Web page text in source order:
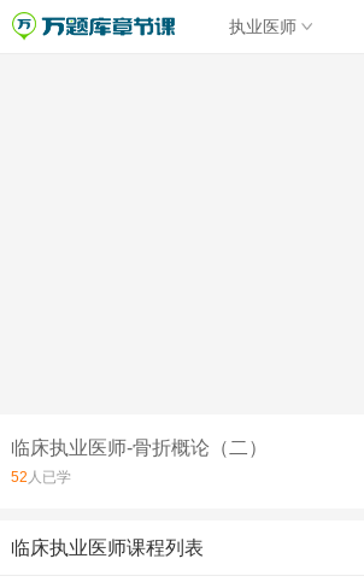
执业医师
临床执业医师-骨折概论（二）
52 人已学
临床执业医师课程列表